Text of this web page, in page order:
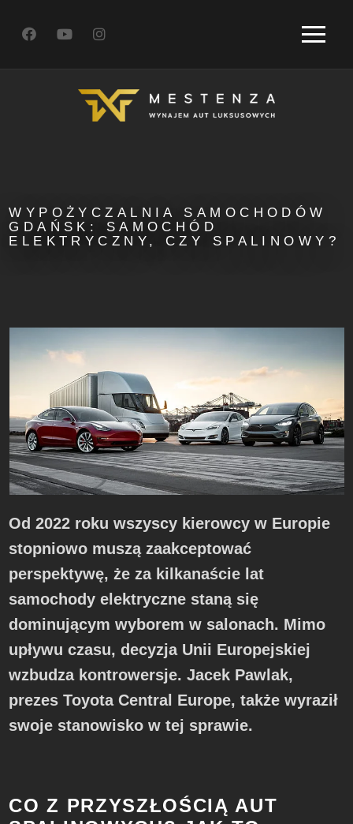
WYPOŻYCZALNIA SAMOCHODÓW
GDAŃSK: SAMOCHÓD
ELEKTRYCZNY, CZY SPALINOWY?
Od 2022 roku wszyscy kierowcy w Europie
stopniowo muszą zaakceptować
perspektywę, że za kilkanaście lat
samochody elektryczne staną się
dominującym wyborem w salonach. Mimo
upływu czasu, decyzja Unii Europejskiej
wzbudza kontrowersje. Jacek Pawlak,
prezes Toyota Central Europe, także wyraził
swoje stanowisko w tej sprawie.
CO Z PRZYSZŁOŚCIĄ AUT